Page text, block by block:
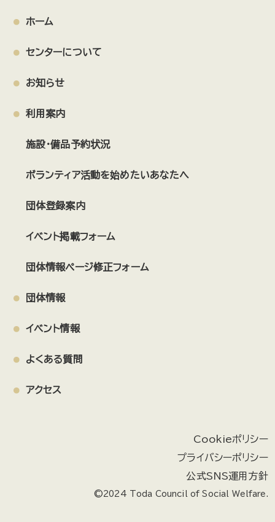
ホーム
センターについて
お知らせ
利用案内
施設・備品予約状況
ボランティア活動を始めたいあなたへ
団体登録案内
イベント掲載フォーム
団体情報ページ修正フォーム
団体情報
イベント情報
よくある質問
アクセス
Cookieポリシー
プライバシーポリシー
公式SNS運用方針
©2024 Toda Council of Social Welfare.